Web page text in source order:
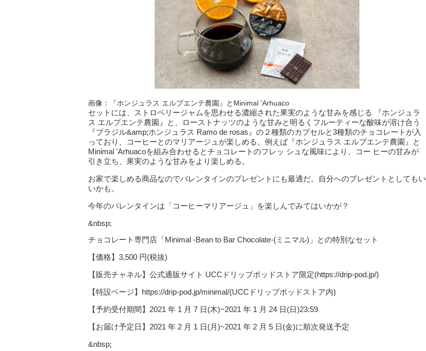
画像：『ホンジュラス エルプエンテ農園』とMinimal 'Arhuaco
セットには、ストロベリージャムを思わせる濃縮された果実のような甘みを感じる 『ホンジュラ
ス エルプエンテ農園』と、ローストナッツのような甘みと明るくフルーティーな酸味が溶け合う
『ブラジル&amp;ホンジュラス Ramo de rosas』の２種類のカプセルと3種類のチョコレートが入
っており、コーヒーとのマリアージュが楽しめる。例えば『ホンジュラス エルプエンテ農園』と
Minimal 'Arhuacoを組み合わせるとチョコレートのフレッ シュな風味により、コー ヒーの甘みが
引き立ち、果実のような甘みをより楽しめる。
お家で楽しめる商品なのでバレンタインのプレゼントにも最適だ。自分へのプレゼントとしてもい
いかも。
今年のバレンタインは「コーヒーマリアージュ」を楽しんでみてはいかが？
&nbsp;
チョコレート専門店「Minimal -Bean to Bar Chocolate-(ミニマル)」との特別なセット
【価格】3,500 円(税抜)
【販売チャネル】公式通販サイト UCCドリップポッドストア限定(https://drip-pod.jp/)
【特設ページ】https://drip-pod.jp/minimal/(UCCドリップポッドストア内)
【予約受付期間】2021 年 1 月 7 日(木)~2021 年 1 月 24 日(日)23:59
【お届け予定日】2021 年 2 月 1 日(月)~2021 年 2 月 5 日(金)に順次発送予定
&nbsp;